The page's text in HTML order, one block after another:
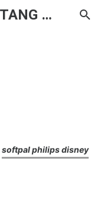
CERITA CHA TENTANG HAL BIASA
softpal philips disney